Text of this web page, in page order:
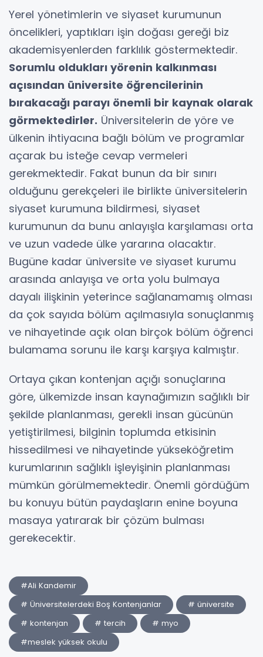
Yerel yönetimlerin ve siyaset kurumunun
öncelikleri, yaptıkları işin doğası gereği biz
akademisyenlerden farklılık göstermektedir.
Sorumlu oldukları yörenin kalkınması
açısından üniversite öğrencilerinin
bırakacağı parayı önemli bir kaynak olarak
görmektedirler. Üniversitelerin de yöre ve
ülkenin ihtiyacına bağlı bölüm ve programlar
açarak bu isteğe cevap vermeleri
gerekmektedir. Fakat bunun da bir sınırı
olduğunu gerekçeleri ile birlikte üniversitelerin
siyaset kurumuna bildirmesi, siyaset
kurumunun da bunu anlayışla karşılaması orta
ve uzun vadede ülke yararına olacaktır.
Bugüne kadar üniversite ve siyaset kurumu
arasında anlayışa ve orta yolu bulmaya
dayalı ilişkinin yeterince sağlanamamış olması
da çok sayıda bölüm açılmasıyla sonuçlanmış
ve nihayetinde açık olan birçok bölüm öğrenci
bulamama sorunu ile karşı karşıya kalmıştır.
Ortaya çıkan kontenjan açığı sonuçlarına
göre, ülkemizde insan kaynağımızın sağlıklı bir
şekilde planlanması, gerekli insan gücünün
yetiştirilmesi, bilginin toplumda etkisinin
hissedilmesi ve nihayetinde yükseköğretim
kurumlarının sağlıklı işleyişinin planlanması
mümkün görülmemektedir. Önemli gördüğüm
bu konuyu bütün paydaşların enine boyuna
masaya yatırarak bir çözüm bulması
gerekecektir.
#Ali Kandemir
# Üniversitelerdeki Boş Kontenjanlar
# üniversite
# kontenjan
# tercih
# myo
#meslek yüksek okulu